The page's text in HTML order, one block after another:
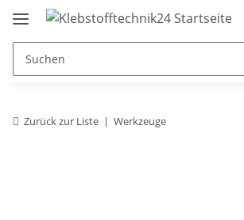
Zurück zur Liste Werkzeuge